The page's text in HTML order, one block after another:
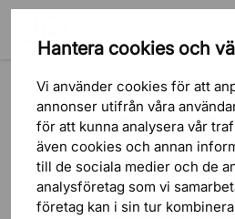
Hantera cookies och
Vi använder cookies för att
annonser utifrån våra
för att kunna analysera vår
även cookies och annan
till de sociala medier och de
analysföretag som vi
företag kan i sin tur